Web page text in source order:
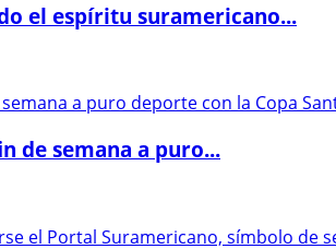
el espíritu suramericano...
de semana a puro...